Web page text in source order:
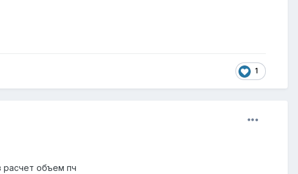
1
расчет объем пч